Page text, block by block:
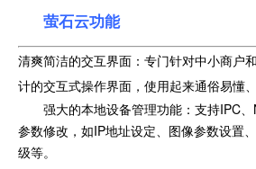
萤石云功能
清爽简洁的交互界面：专门针对中小商户
计的交互式操作界面，使用起来通俗易懂、
强大的本地设备管理功能：支持IPC
参数修改，如IP地址设定、图像参数设置
级等。